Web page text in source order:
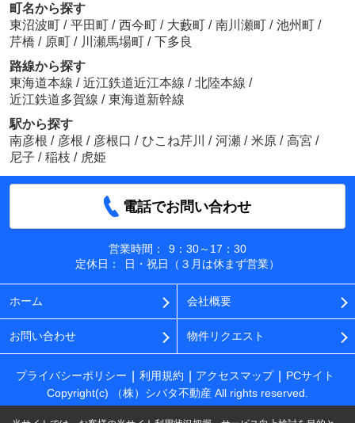
町名から探す
東沼波町 / 平田町 / 西今町 / 大藪町 / 南川瀬町 / 池州町 /
芹橋 / 原町 / 川瀬馬場町 / 下多良
路線から探す
東海道本線 / 近江鉄道近江本線 / 北陸本線 /
近江鉄道多賀線 / 東海道新幹線
駅から探す
南彦根 / 彦根 / 彦根口 / ひこね芹川 / 河瀬 / 米原 / 高宮 /
尼子 / 稲枝 / 虎姫
電話でお問い合わせ
営業時間：
9：30～17：30
定休日：
日・祝日（３月は休まず営業）
ホーム 会社概要
お問い合わせ 物件リクエスト
プライバシーポリシー 利用規約 アクセスマップ
PCサイト
Copyright(c) （株）シバタ不動産 All rights reserved.